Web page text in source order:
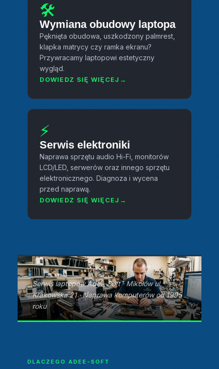
🛠️
Wymiana obudowy laptopa
Pęknięta obudowa, uszkodzony palmrest,
klapka matrycy czy ramka ekranu?
Przywracamy laptopowi estetyczny
wygląd.
DOWIEDZ SIĘ WIĘCEJ
⚡
Serwis elektroniki
Naprawa sprzętu audio Hi-Fi, monitorów
LCD/LED, serwerów oraz innego sprzętu
elektronicznego. Diagnoza i wycena
przed naprawą.
DOWIEDZ SIĘ WIĘCEJ
Serwis laptopów Adee-Soft · Mikołów ul.
Krakowska 21 · Naprawa komputerów od 1995
roku
DLACZEGO ADEE-SOFT